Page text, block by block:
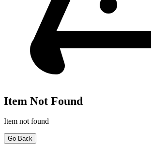
Item Not Found
Item not found
Go Back